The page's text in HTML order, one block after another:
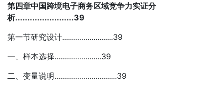
第四章中国跨境电子商务区域竞争力实证分
析........................39
第一节研究设计..........................39
一、样本选择........................39
二、变量说明................................39